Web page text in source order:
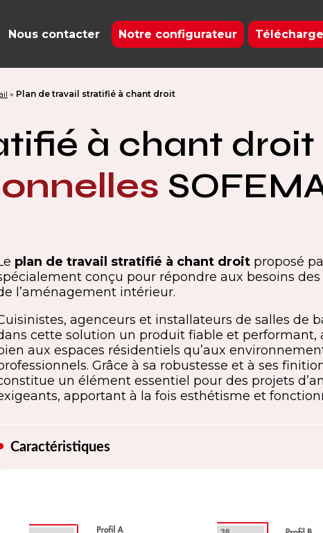
Nous contacter Notre configurateur
» Plan de travail stratifié à chant droit
à chant droit
plan de travail stratifié à chant droit proposé
conçu pour répondre aux besoins
l’aménagement intérieur.
agenceurs et installateurs de salles de
cette solution un produit fiable et performant,
aux espaces résidentiels qu’aux
Grâce à sa robustesse et à ses
un élément essentiel pour des projets
apportant à la fois esthétisme et
Caractéristiques